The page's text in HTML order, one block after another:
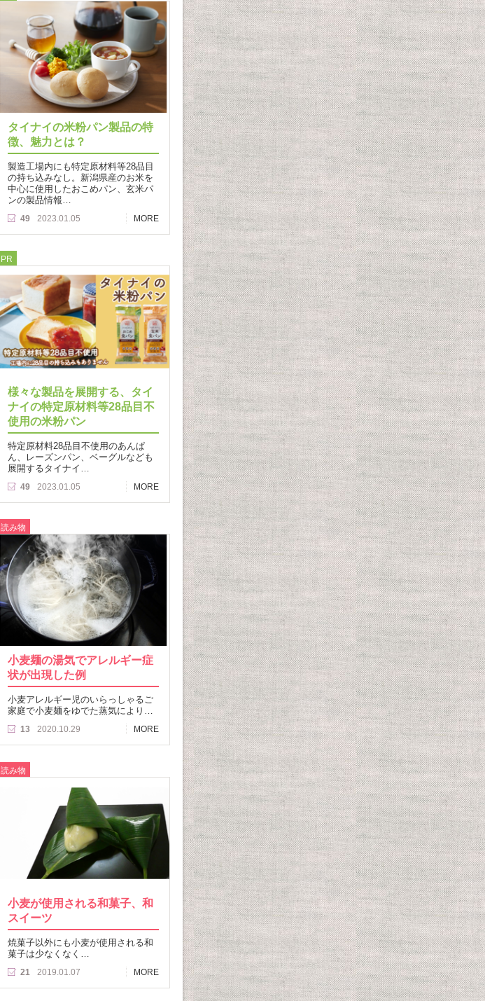
タイナイの米粉パン製品の特
徴、魅力とは？
製造工場内にも特定原材料等28品目
の持ち込みなし。新潟県産のお米を
中心に使用したおこめパン、玄米パ
ンの製品情報…
49 2023.01.05 MORE
PR
様々な製品を展開する、タイ
ナイの特定原材料等28品目不
使用の米粉パン
特定原材料28品目不使用のあんぱ
ん、レーズンパン、ベーグルなども
展開するタイナイ…
49 2023.01.05 MORE
読み物
小麦麺の湯気でアレルギー症
状が出現した例
小麦アレルギー児のいらっしゃるご
家庭で小麦麺をゆでた蒸気により…
13 2020.10.29 MORE
読み物
小麦が使用される和菓子、和
スイーツ
焼菓子以外にも小麦が使用される和
菓子は少なくなく…
21 2019.01.07 MORE